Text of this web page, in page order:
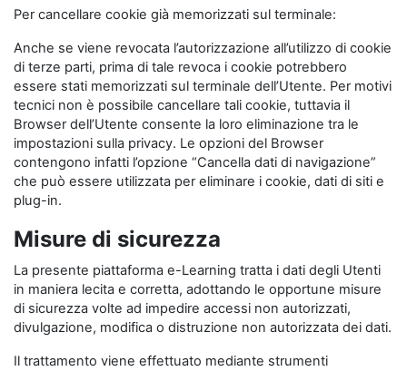
Per cancellare cookie già memorizzati sul terminale:
Anche se viene revocata l’autorizzazione all’utilizzo di cookie
di terze parti, prima di tale revoca i cookie potrebbero
essere stati memorizzati sul terminale dell’Utente. Per motivi
tecnici non è possibile cancellare tali cookie, tuttavia il
Browser dell’Utente consente la loro eliminazione tra le
impostazioni sulla privacy. Le opzioni del Browser
contengono infatti l’opzione “Cancella dati di navigazione”
che può essere utilizzata per eliminare i cookie, dati di siti e
plug-in.
Misure di sicurezza
La presente piattaforma e-Learning tratta i dati degli Utenti
in maniera lecita e corretta, adottando le opportune misure
di sicurezza volte ad impedire accessi non autorizzati,
divulgazione, modifica o distruzione non autorizzata dei dati.
Il trattamento viene effettuato mediante strumenti